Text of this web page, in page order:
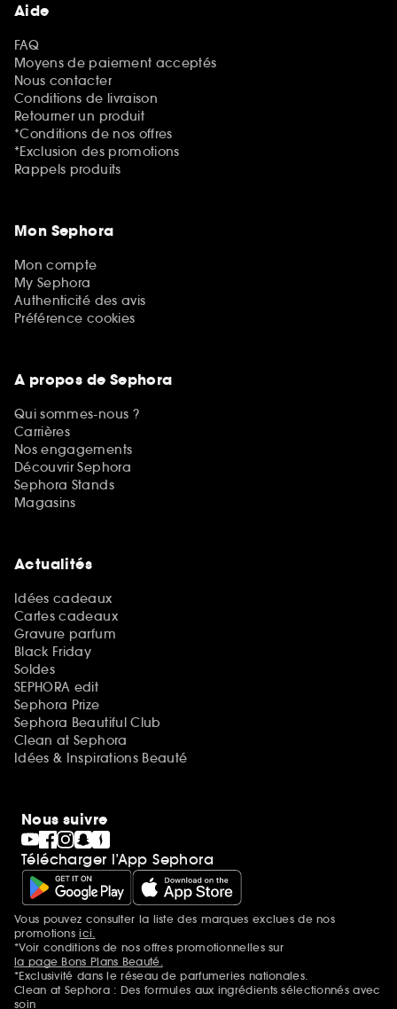
Aide
FAQ
Moyens de paiement acceptés
Nous contacter
Conditions de livraison
Retourner un produit
*Conditions de nos offres
*Exclusion des promotions
Rappels produits
Mon Sephora
Mon compte
My Sephora
Authenticité des avis
Préférence cookies
A propos de Sephora
Qui sommes-nous ?
Carrières
Nos engagements
Découvrir Sephora
Sephora Stands
Magasins
Actualités
Idées cadeaux
Cartes cadeaux
Gravure parfum
Black Friday
Soldes
SEPHORA edit
Sephora Prize
Sephora Beautiful Club
Clean at Sephora
Idées & Inspirations Beauté
Nous suivre
Télécharger l’App Sephora
Mentions additionnelles
Vous pouvez consulter la liste des marques exclues de nos
promotionsici.
*Voir conditions de nos offres promotionnelles sur
la page Bons Plans Beauté.
*Exclusivité dans le réseau de parfumeries nationales.
Clean at Sephora : Des formules aux ingrédients sélectionnés avec
soin